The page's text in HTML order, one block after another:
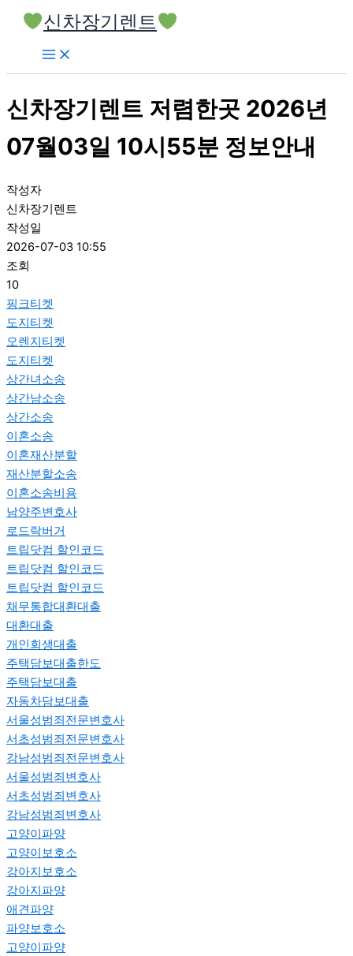
너
뛰
기
신차장기렌트
신차장기렌트 저렴한곳 2026년
07월03일 10시55분 정보안내
작성자
신차장기렌트
작성일
2026-07-03 10:55
조회
10
핑크티켓
도지티켓
오렌지티켓
도지티켓
상간녀소송
상간남소송
상간소송
이혼소송
이혼재산분할
재산분할소송
이혼소송비용
남양주변호사
로드락버거
트립닷컴 할인코드
트립닷컴 할인코드
트립닷컴 할인코드
채무통합대환대출
대환대출
개인회생대출
주택담보대출한도
주택담보대출
자동차담보대출
서울성범죄전문변호사
서초성범죄전문변호사
강남성범죄전문변호사
서울성범죄변호사
서초성범죄변호사
강남성범죄변호사
고양이파양
고양이보호소
강아지보호소
강아지파양
애견파양
파양보호소
고양이파양